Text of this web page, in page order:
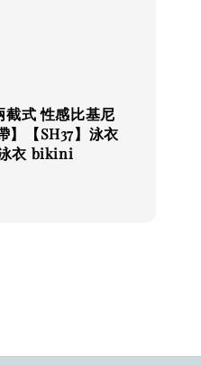
截式 性感比基尼
】【SH37】泳衣
衣 bikini